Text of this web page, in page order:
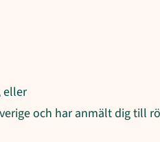
eller
och har anmält dig till